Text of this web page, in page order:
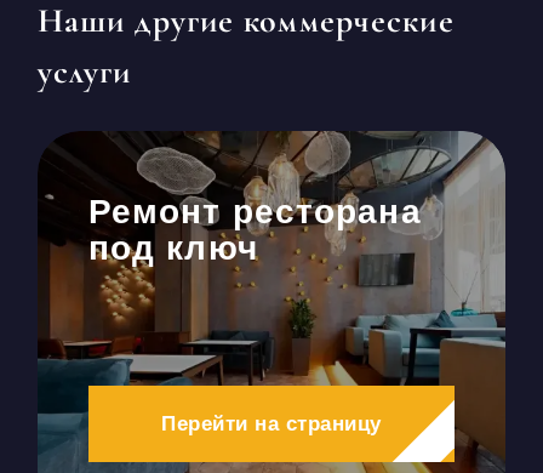
Наши другие коммерческие
услуги
Ремонт ресторана
под ключ
Перейти на страницу